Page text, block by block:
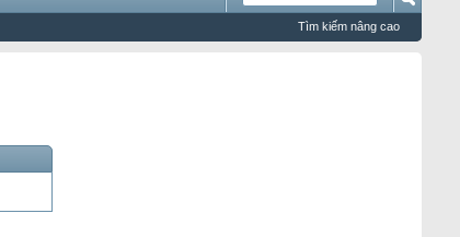
Tìm kiếm nâng cao